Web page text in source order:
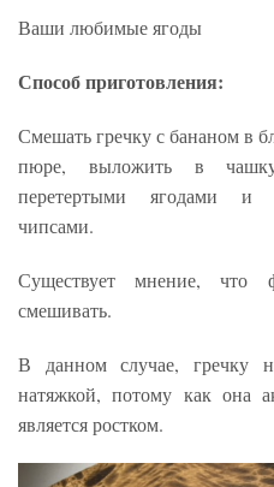
Ваши любимые ягоды
Способ приготовления:
Смешать гречку с бананом в
пюре, выложить в
перетертыми ягодами и
чипсами.
Существует мнение, что
смешивать.
В данном случае, гречку
натяжкой, потому как она
является ростком.